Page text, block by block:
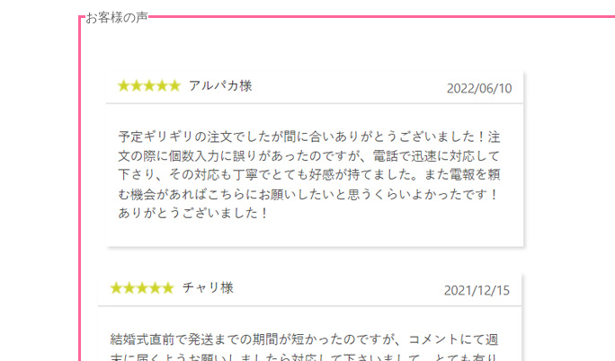
お客様の声